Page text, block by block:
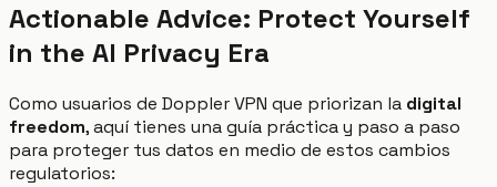
Actionable Advice: Protect Yourself
in the AI Privacy Era
Como usuarios de Doppler VPN que priorizan la digital
freedom, aquí tienes una guía práctica y paso a paso
para proteger tus datos en medio de estos cambios
regulatorios: